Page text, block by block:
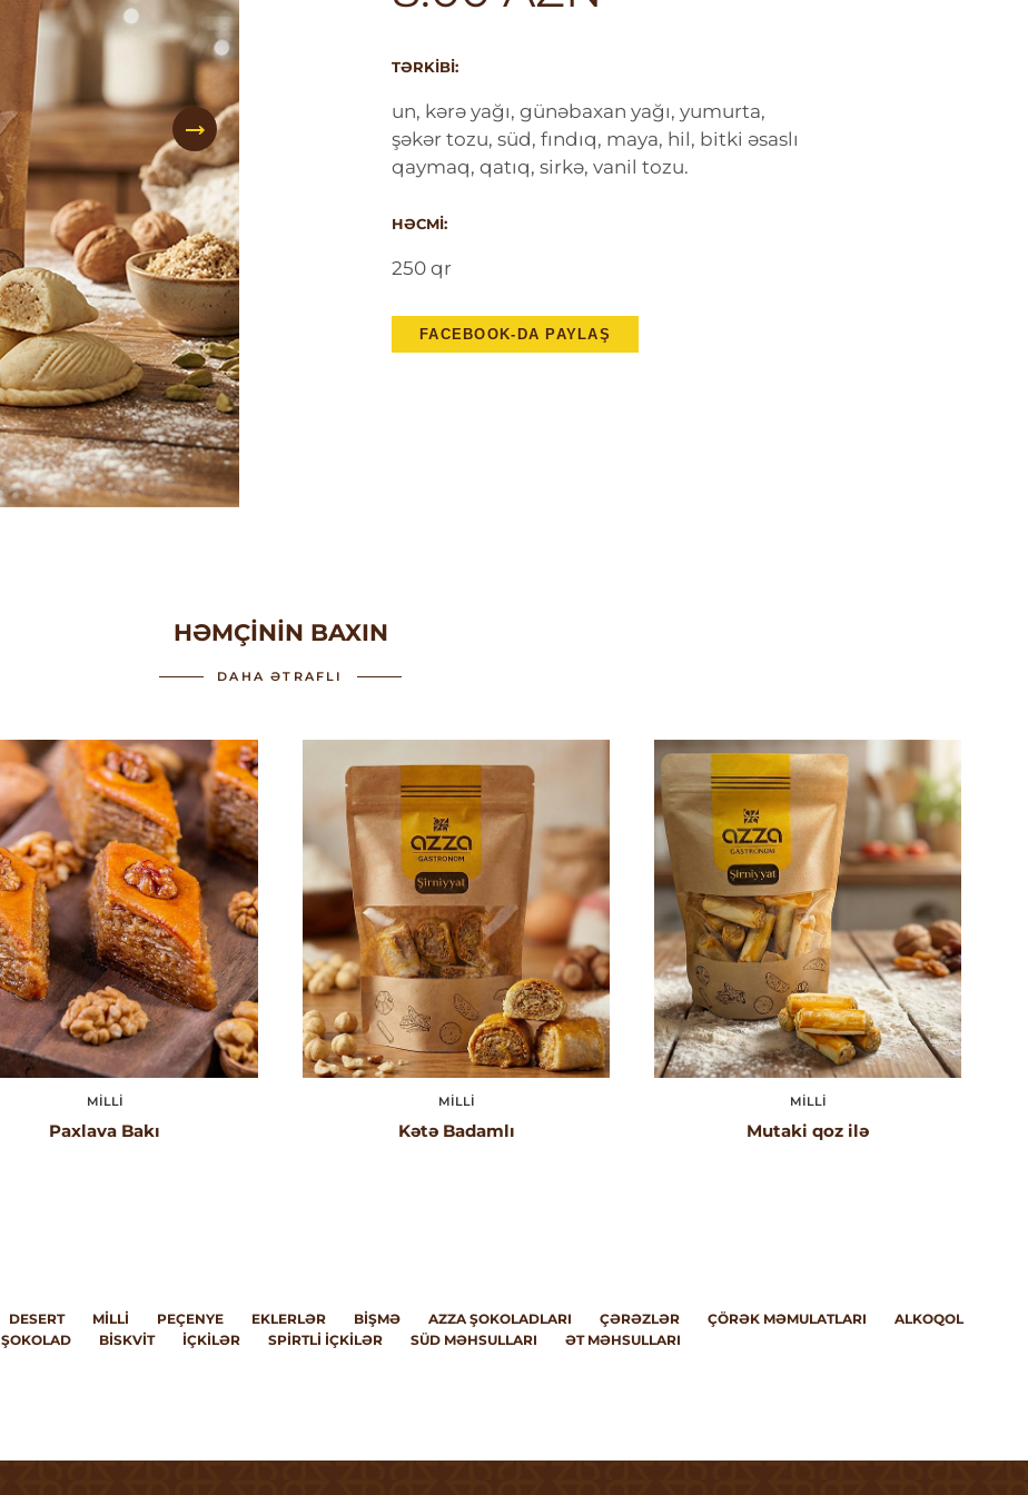
TƏRKIBI:
un, kərə yağı, günəbaxan yağı, yumurta,
şəkər tozu, süd, fındıq, maya, hil, bitki əsaslı
qaymaq, qatıq, sirkə, vanil tozu.
HƏCMI:
250 qr
FACEBOOK-DA PAYLAŞ
HƏMÇININ BAXIN
DAHA ƏTRAFLI
MILLI
Paxlava Bakı
MILLI
Kətə Badamlı
MILLI
Mutaki qoz ilə
DESERT MILLI PEÇENYE EKLERLƏR BIŞMƏ AZZA ŞOKOLADLARI ÇƏRƏZLƏR ÇÖRƏK MƏMULATLARI
ALKOQOL
ŞOKOLAD BISKVIT İÇKILƏR SPIRTLI İÇKILƏR SÜD MƏHSULLARI ƏT MƏHSULLARI